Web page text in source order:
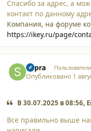
Спасибо за адрес, а
контакт по данному
Компания, на форуме
https://ikey.ru/page/
Supra Пользователи
Опубликовано 1
В 30.07.2025 в 08:56,
Все правильно выше